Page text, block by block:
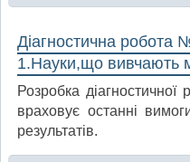
Діагностична робота
1.Науки,що вивчають
Розробка діагностичної
враховує останні
результатів.